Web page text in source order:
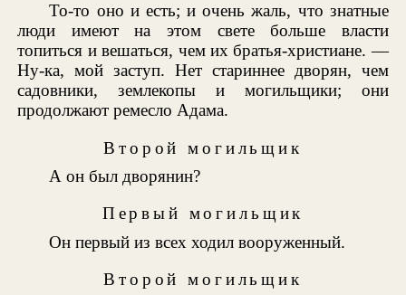
То-то оно и есть; и очень жаль, что знатные
люди имеют на этом свете больше власти
топиться и вешаться, чем их братья-христиане. —
Ну-ка, мой заступ. Нет стариннее дворян, чем
садовники, землекопы и могильщики; они
продолжают ремесло Адама.
Второй могильщик
А он был дворянин?
Первый могильщик
Он первый из всех ходил вооруженный.
Второй могильщик